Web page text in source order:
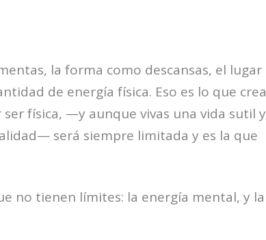
la forma como descansas, el lugar
de energía física. Eso es lo que crea
física, —y aunque vivas una vida sutil y
será siempre limitada y es la que
no tienen límites: la energía mental, y la